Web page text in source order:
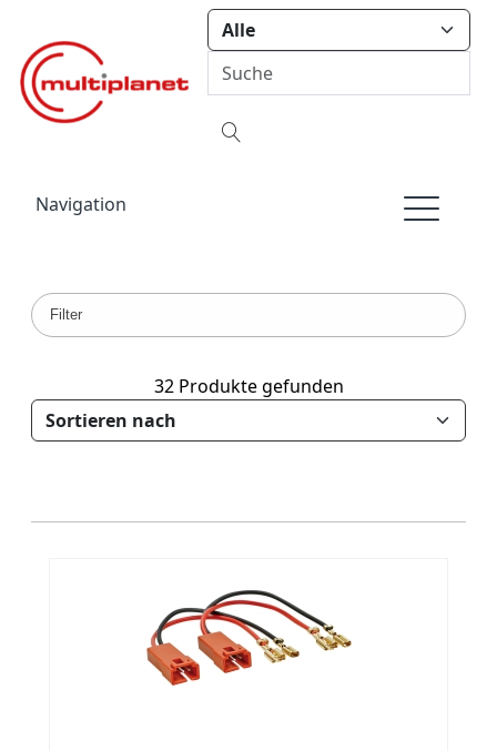
Navigation
Filter
32 Produkte gefunden